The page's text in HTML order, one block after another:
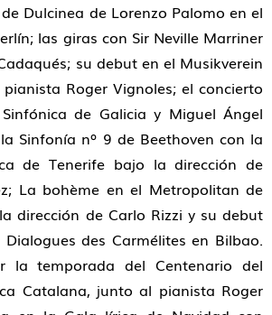
Dulcinea de Lorenzo Palomo en el
las giras con Sir Neville Marriner
su debut en el Musikverein
Roger Vignoles; el concierto
de Galicia y Miguel Ángel
Sinfonía nº 9 de Beethoven con la
de Tenerife bajo la dirección de
La bohème en el Metropolitan de
dirección de Carlo Rizzi y su debut
des Carmélites en Bilbao.
la temporada del Centenario del
Catalana, junto al pianista Roger